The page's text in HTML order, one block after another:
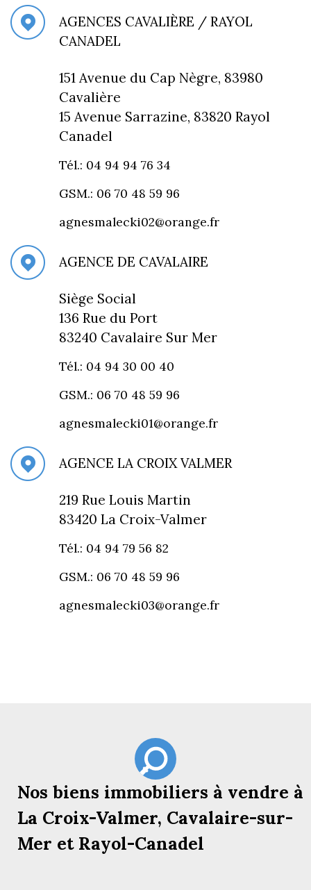
AGENCE DE CAVALAIRE
Siège Social
136 Rue du Port
83240 Cavalaire Sur Mer
Tél.: 04 94 30 00 40
GSM.: 06 70 48 59 96
agnesmalecki01@orange.fr
AGENCES CAVALIÈRE / RAYOL
CANADEL
151 Avenue du Cap Nègre, 83980
Cavalière
15 Avenue Sarrazine, 83820 Rayol
Canadel
Tél.: 04 94 94 76 34
GSM.: 06 70 48 59 96
agnesmalecki02@orange.fr
AGENCE LA CROIX VALMER
219 Rue Louis Martin
83420 La Croix-Valmer
Tél.: 04 94 79 56 82
GSM.: 06 70 48 59 96
agnesmalecki03@orange.fr
Nos biens immobiliers à vendre à
La Croix-Valmer, Cavalaire-sur-
Mer et Rayol-Canadel